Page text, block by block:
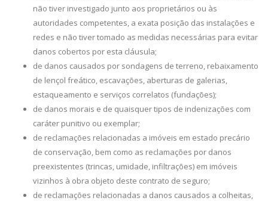
não tiver investigado junto aos proprietários ou às
autoridades competentes, a exata posição das instalações e
redes e não tiver tomado as medidas necessárias para evitar
danos cobertos por esta cláusula;
de danos causados por sondagens de terreno, rebaixamento
de lençol freático, escavações, aberturas de galerias,
estaqueamento e serviços correlatos (fundações);
de danos morais e de quaisquer tipos de indenizações com
caráter punitivo ou exemplar;
de reclamações relacionadas a imóveis em estado precário
de conservação, bem como as reclamações por danos
preexistentes (trincas, umidade, infiltrações) em imóveis
vizinhos à obra objeto deste contrato de seguro;
de reclamações relacionadas a danos causados a colheitas,